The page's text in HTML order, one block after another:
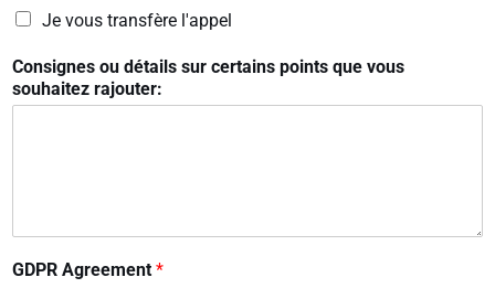
Je vous transfère l'appel
Consignes ou détails sur certains points que vous
souhaitez rajouter:
GDPR Agreement *